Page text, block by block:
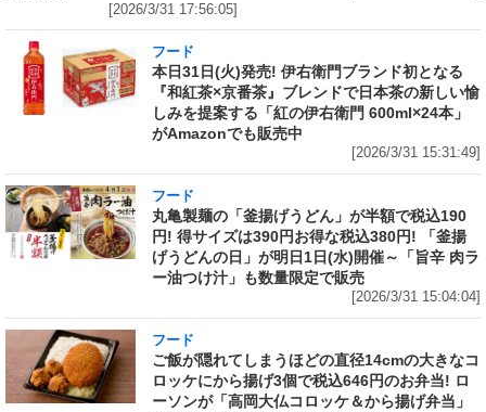
[2026/3/31 17:56:05]
フード
本日31日(火)発売! 伊右衛門ブランド初となる
『和紅茶×京番茶』ブレンドで日本茶の新しい愉
しみを提案する「紅の伊右衛門 600ml×24本」
がAmazonでも販売中
[2026/3/31 15:31:49]
フード
丸亀製麺の「釜揚げうどん」が半額で税込190
円! 得サイズは390円お得な税込380円! 「釜揚
げうどんの日」が明日1日(水)開催～「旨辛 肉ラ
ー油つけ汁」も数量限定で販売
[2026/3/31 15:04:04]
フード
ご飯が隠れてしまうほどの直径14cmの大きなコ
ロッケにから揚げ3個で税込646円のお弁当! ロ
ーソンが「高岡大仏コロッケ＆から揚げ弁当」